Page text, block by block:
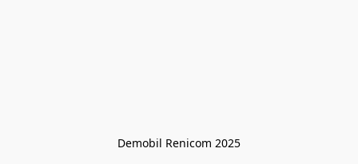
Demobil Renicom 2025